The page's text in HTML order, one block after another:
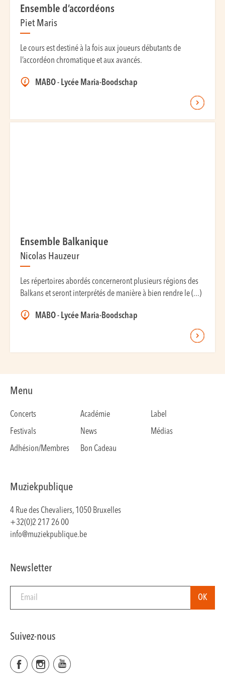
Ensemble d’accordéons
Piet Maris
Le cours est destiné à la fois aux joueurs débutants de
l’accordéon chromatique et aux avancés.
MABO - Lycée Maria-Boodschap
Ensemble Balkanique
Nicolas Hauzeur
Les répertoires abordés concerneront plusieurs régions des
Balkans et seront interprétés de manière à bien rendre le (...)
MABO - Lycée Maria-Boodschap
Menu
Concerts Académie
Label
Festivals
News
Médias
Adhésion/Membres
Bon Cadeau
Muziekpublique
4 Rue des Chevaliers, 1050 Bruxelles
+32(0)2 217 26 00
info@muziekpublique.be
Newsletter
Suivez-nous